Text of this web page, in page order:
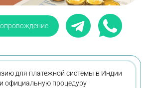
для платежной системы в Индии
официальную процедуру